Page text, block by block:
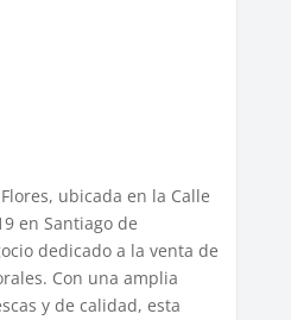
ubicada en la Calle
en Santiago de
dedicado a la venta de
Con una amplia
y de calidad, esta